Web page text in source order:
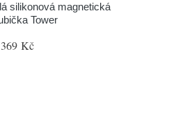
silikonová magnetická
Tower
369 Kč